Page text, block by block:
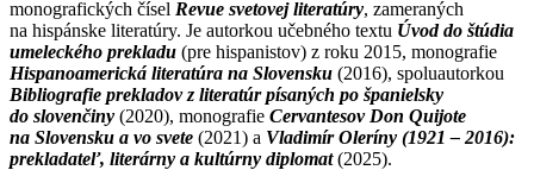
monografických čísel Revue svetovej literatúry, zameraných
na hispánske literatúry. Je autorkou učebného textu Úvod do štúdia
umeleckého prekladu (pre hispanistov) z roku 2015, monografie
Hispanoamerická literatúra na Slovensku (2016), spoluautorkou
Bibliografie prekladov z literatúr písaných po španielsky
do slovenčiny (2020), monografie Cervantesov Don Quijote
na Slovensku a vo svete (2021) a Vladimír Oleríny (1921 – 2016):
prekladateľ, literárny a kultúrny diplomat(2025).